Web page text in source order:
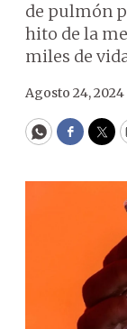
de pulmón
hito de la
miles de
Agosto 24, 2024
WhatsApp